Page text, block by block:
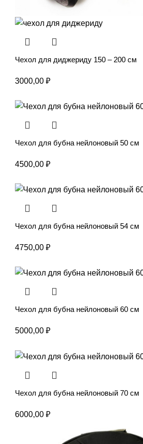
Чехол для диджериду 150 – 200 см
3000,00 ₽
Чехол для бубна нейлоновый 50 см
4500,00 ₽
Чехол для бубна нейлоновый 54 см
4750,00 ₽
Чехол для бубна нейлоновый 60 см
5000,00 ₽
Чехол для бубна нейлоновый 70 см
6000,00 ₽